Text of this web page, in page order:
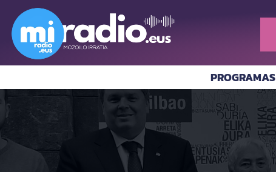
PROGRAMAS